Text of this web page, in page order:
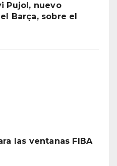
Pujol, nuevo
Barça, sobre el
las ventanas FIBA